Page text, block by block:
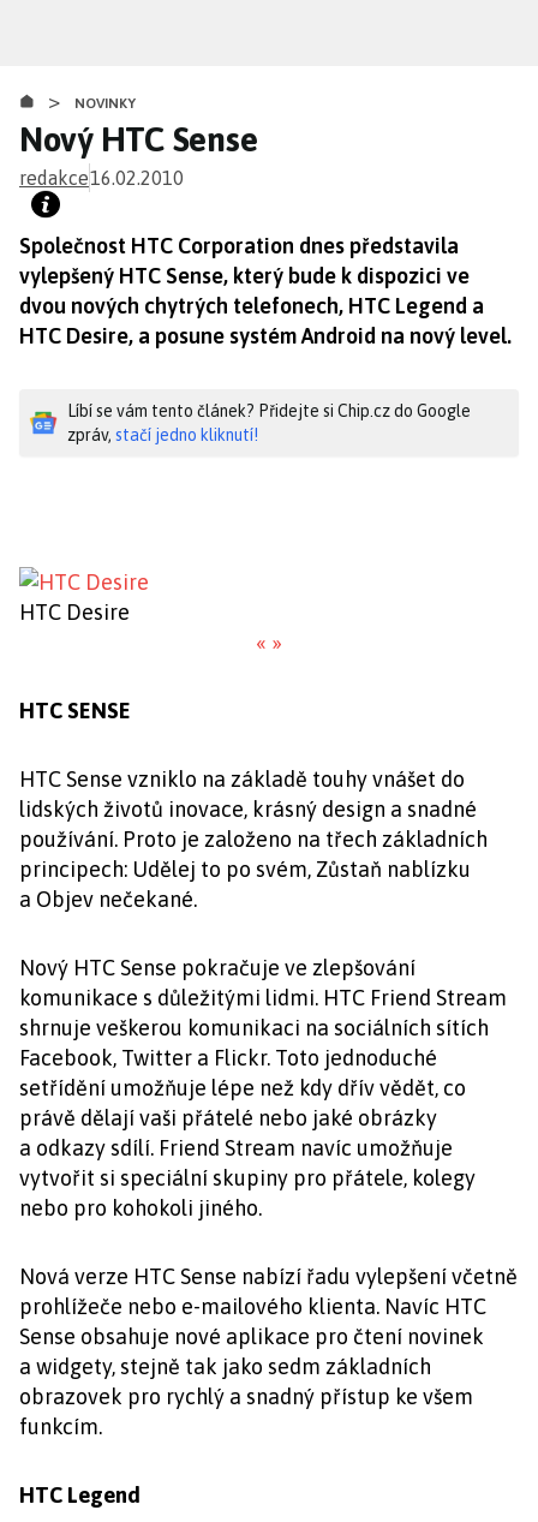
obsahu
> NOVINKY
Nový HTC Sense
redakce16.02.2010
Společnost HTC Corporation dnes představila
vylepšený HTC Sense, který bude k dispozici ve
dvou nových chytrých telefonech, HTC Legend a
HTC Desire, a posune systém Android na nový level.
Líbí se vám tento článek? Přidejte si Chip.cz do Google
zpráv, stačí jedno kliknutí!
HTC Desire
« »
HTC SENSE
HTC Sense vzniklo na základě touhy vnášet do
lidských životů inovace, krásný design a snadné
používání. Proto je založeno na třech základních
principech: Udělej to po svém, Zůstaň nablízku
a Objev nečekané.
Nový HTC Sense pokračuje ve zlepšování
komunikace s důležitými lidmi. HTC Friend Stream
shrnuje veškerou komunikaci na sociálních sítích
Facebook, Twitter a Flickr. Toto jednoduché
setřídění umožňuje lépe než kdy dřív vědět, co
právě dělají vaši přátelé nebo jaké obrázky
a odkazy sdílí. Friend Stream navíc umožňuje
vytvořit si speciální skupiny pro přátele, kolegy
nebo pro kohokoli jiného.
Nová verze HTC Sense nabízí řadu vylepšení včetně
prohlížeče nebo e-mailového klienta. Navíc HTC
Sense obsahuje nové aplikace pro čtení novinek
a widgety, stejně tak jako sedm základních
obrazovek pro rychlý a snadný přístup ke všem
funkcím.
HTC Legend